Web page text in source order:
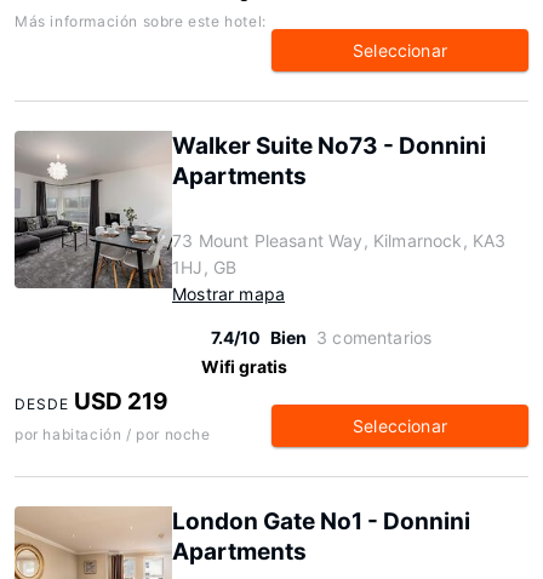
Más información sobre este hotel:
Seleccionar
Walker Suite No73 - Donnini
Apartments
73 Mount Pleasant Way, Kilmarnock, KA3
1HJ, GB
Mostrar mapa
7.4/10 Bien 3 comentarios
Wifi gratis
DESDE USD 219
por habitación / por noche Seleccionar
London Gate No1 - Donnini
Apartments